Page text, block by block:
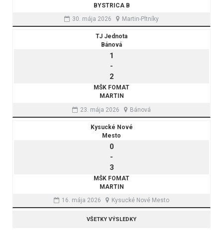
BYSTRICA B
30. mája 2026
Martin-Pltníky
TJ Jednota
Bánová
1
-
2
MŠK FOMAT
MARTIN
23. mája 2026
Bánová
Kysucké Nové
Mesto
0
-
3
MŠK FOMAT
MARTIN
16. mája 2026
Kysucké Nové Mesto
VŠETKY VÝSLEDKY